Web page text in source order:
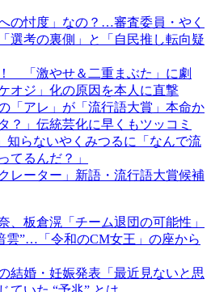
の忖度」なの？…審査委員・やく
選考の裏側」と「自民推し転向疑
「激やせ＆二重まぶた」に劇
オジ」化の原因を本人に直撃
「アレ」が「流行語大賞」本命か
？」伝統芸化に早くもツッコミ
知らないやくみつるに「なんで流
てるんだ？」
レーター」新語・流行語大賞候補
、板倉滉「チーム退団の可能性」
雲”…「令和のCM女王」の座から
結婚・妊娠発表「最近見ないと思